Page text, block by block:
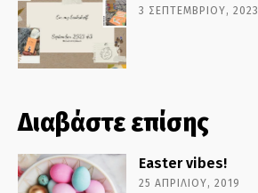
3 ΣΕΠΤΕΜΒΡΊΟΥ, 2023
Διαβάστε επίσης
Easter vibes!
25 ΑΠΡΙΛΊΟΥ, 2019